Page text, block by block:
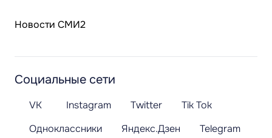
Новости СМИ2
Социальные сети
VK Instagram Twitter
Tik Tok
Одноклассники
Яндекс.Дзен
Telegram